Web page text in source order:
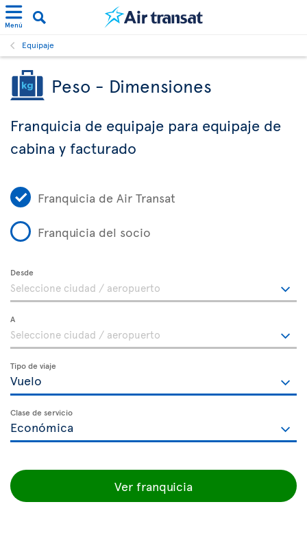
Menú
Equipaje
Peso - Dimensiones
Franquicia de equipaje para equipaje de
cabina y facturado
Franquicia de Air Transat
Franquicia del socio
Desde
A
Tipo de viaje
Clase de servicio
Ver franquicia